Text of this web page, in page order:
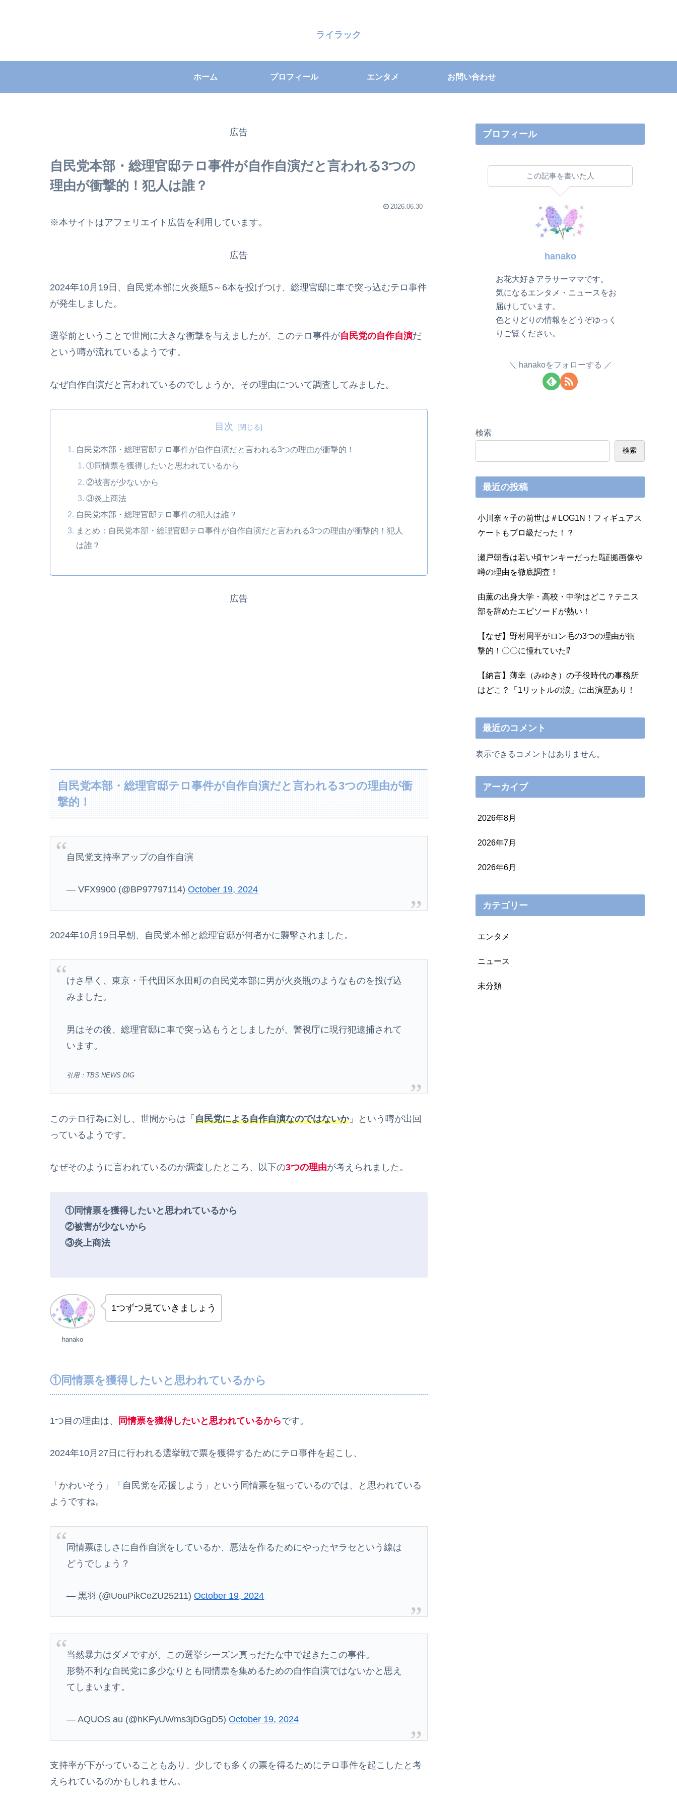
ライラック
ホーム プロフィール エンタメ お問い合わせ
広告
自民党本部・総理官邸テロ事件が自作自演だと言われる3つの
理由が衝撃的！犯人は誰？
2026.06.30
※本サイトはアフェリエイト広告を利用しています。
広告
2024年10月19日、自民党本部に火炎瓶5～6本を投げつけ、総理官邸に車で突っ込むテロ事件
が発生しました。
選挙前ということで世間に大きな衝撃を与えましたが、このテロ事件が自民党の自作自演だ
という噂が流れているようです。
なぜ自作自演だと言われているのでしょうか。その理由について調査してみました。
目次
自民党本部・総理官邸テロ事件が自作自演だと言われる3つの理由が衝撃的！
①同情票を獲得したいと思われているから
②被害が少ないから
③炎上商法
自民党本部・総理官邸テロ事件の犯人は誰？
まとめ：自民党本部・総理官邸テロ事件が自作自演だと言われる3つの理由が衝撃的！犯人
は誰？
広告
自民党本部・総理官邸テロ事件が自作自演だと言われる3つの理由が衝
撃的！
自民党支持率アップの自作自演
— VFX9900 (@BP97797114)October 19, 2024
2024年10月19日早朝、自民党本部と総理官邸が何者かに襲撃されました。
けさ早く、東京・千代田区永田町の自民党本部に男が火炎瓶のようなものを投げ込
みました。
男はその後、総理官邸に車で突っ込もうとしましたが、警視庁に現行犯逮捕されて
います。
引用：TBS NEWS DIG
このテロ行為に対し、世間からは「 自民党による自作自演なのではないか」という噂が出回
っているようです。
なぜそのように言われているのか調査したところ、以下の3つの理由が考えられました。
①同情票を獲得したいと思われているから
②被害が少ないから
③炎上商法
hanako
1つずつ見ていきましょう
①同情票を獲得したいと思われているから
1つ目の理由は、 同情票を獲得したいと思われているからです。
2024年10月27日に行われる選挙戦で票を獲得するためにテロ事件を起こし、
「かわいそう」「自民党を応援しよう」という同情票を狙っているのでは、と思われている
ようですね。
同情票ほしさに自作自演をしているか、悪法を作るためにやったヤラセという線は
どうでしょう？
— 黒羽 (@UouPikCeZU25211)October 19, 2024
当然暴力はダメですが、この選挙シーズン真っだたな中で起きたこの事件。
形勢不利な自民党に多少なりとも同情票を集めるための自作自演ではないかと思え
てしまいます。
— AQUOS au (@hKFyUWms3jDGgD5)October 19, 2024
支持率が下がっていることもあり、少しでも多くの票を得るためにテロ事件を起こしたと考
えられているのかもしれません。
プロフィール
この記事を書いた人
hanako
お花大好きアラサーママです。
気になるエンタメ・ニュースをお
届けしています。
色とりどりの情報をどうぞゆっく
りご覧ください。
hanakoをフォローする
検索
検索
最近の投稿
小川奈々子の前世は＃LOG1N！フィギュアス
ケートもプロ級だった！？
瀬戸朝香は若い頃ヤンキーだった⁉証拠画像や
噂の理由を徹底調査！
由薫の出身大学・高校・中学はどこ？テニス
部を辞めたエピソードが熱い！
【なぜ】野村周平がロン毛の3つの理由が衝
撃的！〇〇に憧れていた⁉
【納言】薄幸（みゆき）の子役時代の事務所
はどこ？「1リットルの涙」に出演歴あり！
最近のコメント
表示できるコメントはありません。
アーカイブ
2026年8月
2026年7月
2026年6月
カテゴリー
エンタメ
ニュース
未分類